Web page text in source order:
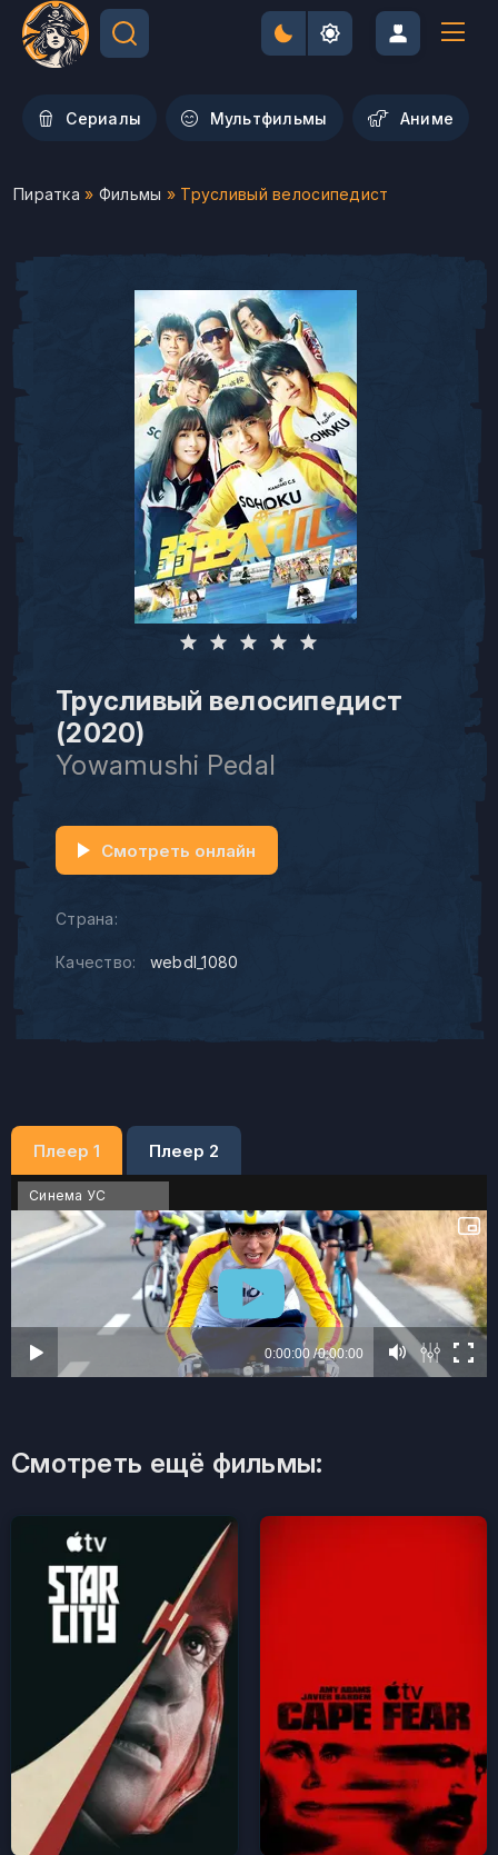
Сериалы Мультфильмы Aниме
Пиратка » Фильмы » Трусливый велосипедист
Трусливый велосипедист
(2020)
Yowamushi Pedal
Страна:
Качество: webdl_1080
Смотреть онлайн
Плеер 1 Плеер 2
Синема УС
Смотреть ещё фильмы: